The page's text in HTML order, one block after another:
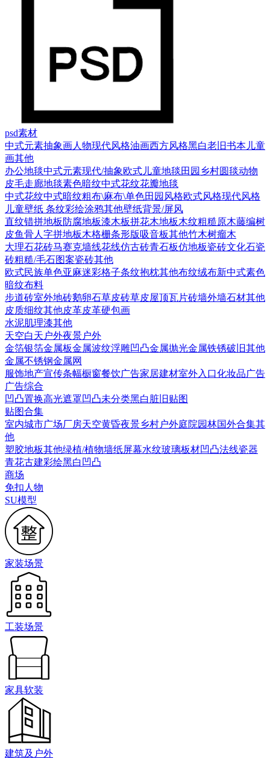
psd素材
中式元素抽象画人物现代风格油画西方风格黑白老旧书本 儿童
画其他
办公地毯中式元素现代/抽象欧式 儿童地毯 田园乡村圆毯动物
皮毛走廊地毯素色暗纹中式花纹花瓣地毯
中式花纹中式暗纹粗布\麻布\单色田园风格欧式风格现代风格
儿童壁纸 条纹彩绘涂鸦其他壁纸背景/屏风
直纹错拼地板 防腐地板漆木板拼花木地板木纹粗糙原木藤编树
皮鱼骨人字拼地板木格栅条形版吸音板其他竹木树瘤木
大理石花砖马赛克墙线花线仿古砖青石板仿地板瓷砖文化石瓷
砖粗糙/毛石图案瓷砖其他
欧式民族单色亚麻迷彩格子条纹抱枕其他布纹绒布新中式素色
暗纹布料
步道砖室外地砖鹅卵石草皮砖草皮屋顶瓦片砖墙外墙石材其他
皮质细纹其他皮革皮革硬包画
水泥肌理漆其他
天空白天户外夜景户外
金箔银箔金属板金属波纹浮雕凹凸金属抛光金属铁锈破旧其他
金属不锈钢金属网
服饰地产宣传条幅橱窗餐饮广告家居建材室外入口化妆品广告
广告综合
凹凸置换高光遮罩凹凸未分类黑白脏旧贴图
贴图合集
室内城市广场厂房天空黄昏夜景乡村户外庭院园林国外合集其
他
塑胶地板其他绿植/植物墙纸屏幕水纹玻璃板材凹凸法线瓷器
青花古建彩绘黑白凹凸
商场
免扣人物
SU模型
家装场景
工装场景
家具软装
建筑及户外